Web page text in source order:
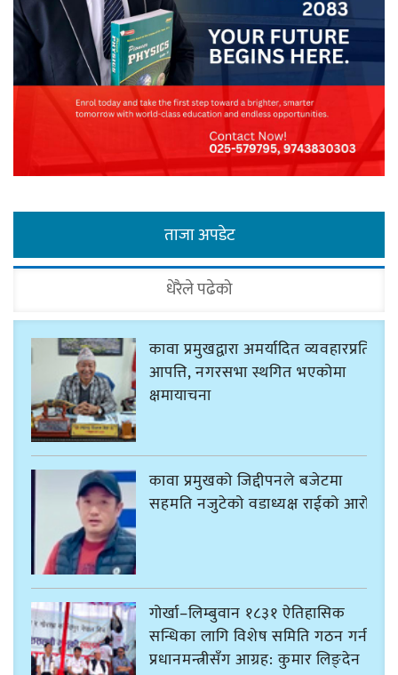
ताजा अपडेट
धेरैले पढेको
कावा प्रमुखद्वारा अमर्यादित व्यवहारप्रति
आपत्ति, नगरसभा स्थगित भएकोमा
क्षमायाचना
कावा प्रमुखको जिद्दीपनले बजेटमा
सहमति नजुटेको वडाध्यक्ष राईको आरोप
गोर्खा–लिम्बुवान १८३१ ऐतिहासिक
सन्धिका लागि विशेष समिति गठन गर्न
प्रधानमन्त्रीसँग आग्रह: कुमार लिङ्देन